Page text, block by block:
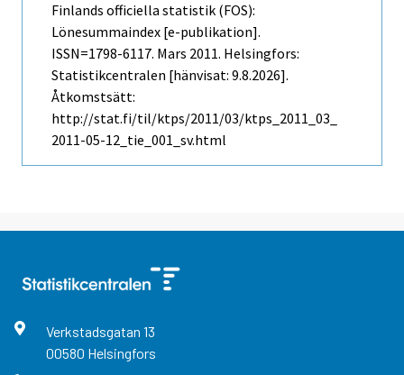
Finlands officiella statistik (FOS):
Lönesummaindex [e-publikation].
ISSN=1798-6117. Mars 2011. Helsingfors:
Statistikcentralen [hänvisat: 9.8.2026].
Åtkomstsätt:
http://stat.fi/til/ktps/2011/03/ktps_2011_03_
2011-05-12_tie_001_sv.html
Verkstadsgatan 13
00580 Helsingfors